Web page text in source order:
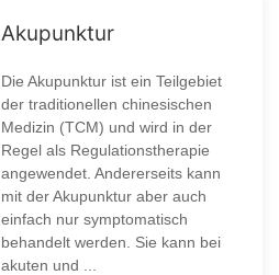
Akupunktur
Die Akupunktur ist ein Teilgebiet
der traditionellen chinesischen
Medizin (TCM) und wird in der
Regel als Regulationstherapie
angewendet. Andererseits kann
mit der Akupunktur aber auch
einfach nur symptomatisch
behandelt werden. Sie kann bei
akuten und ...